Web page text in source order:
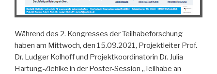
Während des 2. Kongresses der Teilhabeforschung
haben am Mittwoch, den 15.09.2021, Projektleiter Prof.
Dr. Ludger Kolhoff und Projektkoordinatorin Dr. Julia
Hartung-Ziehlke in der Poster-Session „Teilhabe an